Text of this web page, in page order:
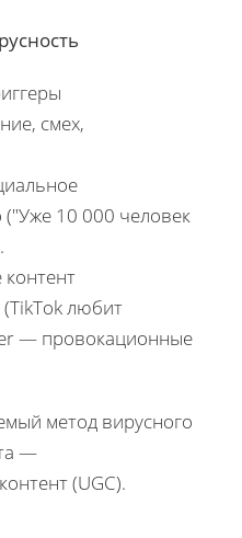
смех,
("Уже 10 000 человек
любит
— провокационные
метод вирусного
—
(UGC).